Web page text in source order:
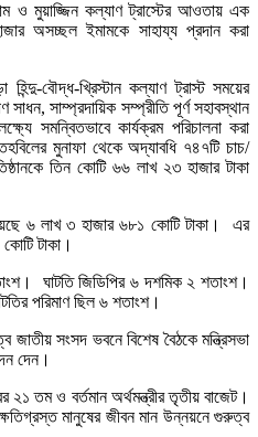
ও মুয়াজ্জিন কল্যাণ ট্রাস্টের আওতায় এক
অসচ্ছল ইমামকে সাহায্য প্রদান করা
বৌদ্ধ-খ্রিস্টান কল্যাণ ট্রাস্ট সময়ের
সাধন, সাম্প্রদায়িক সম্প্রীতি পূর্ণ সহাবস্থান
সমন্বিতভাবে কার্যক্রম পরিচালনা করা
মুনাফা থেকে অদ্যাবধি ৭৪৭টি চাচ/
তিন কোটি ৬৬ লাখ ২৩ হাজার টাকা
৬ লাখ ৩ হাজার ৬৮১ কোটি টাকা। এর
টাকা।
ঘাটতি জিডিপির ৬ দশমিক ২ শতাংশ।
পরিমাণ ছিল ৬ শতাংশ।
জাতীয় সংসদ ভবনে বিশেষ বৈঠকে মন্ত্রিসভা
দেন।
তম ও বর্তমান অর্থমন্ত্রীর তৃতীয় বাজেট।
ক্ষতিগ্রস্ত মানুষের জীবন মান উন্নয়নে গুরুত্ব